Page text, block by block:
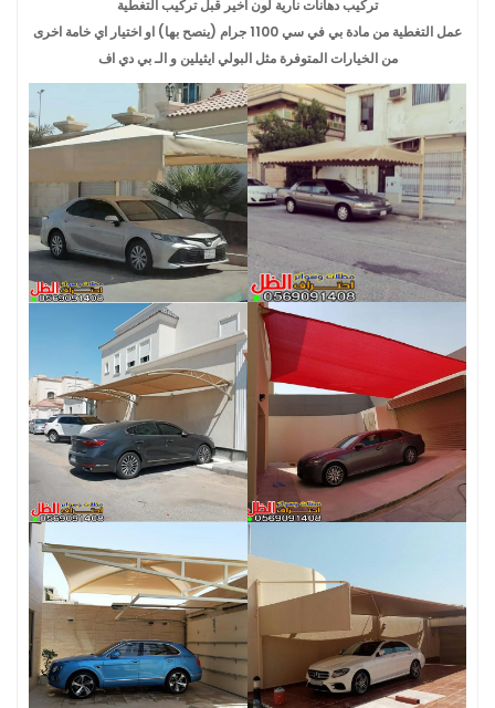
تركيب دهانات نارية لون اخير قبل تركيب التغطية
عمل التغطية من مادة بي في سي 1100 جرام (ينصح بها) او اختيار اي خامة اخرى
من الخيارات المتوفرة مثل البولي ايثيلين و الـ بي دي اف